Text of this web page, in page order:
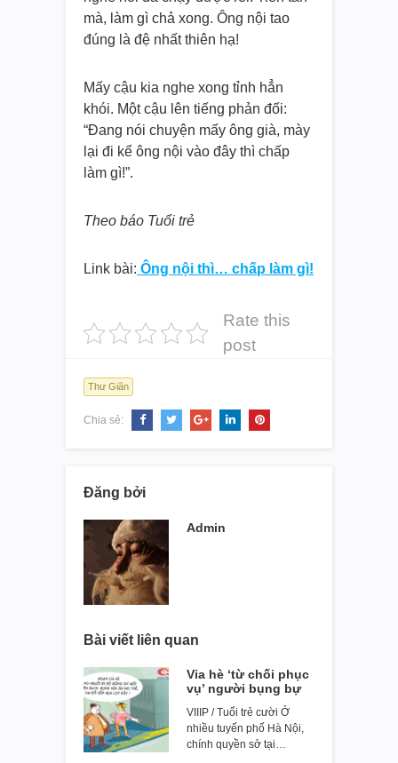
mà, làm gì chả xong. Ông nội tao
đúng là đệ nhất thiên hạ!
Mấy cậu kia nghe xong tỉnh hẳn
khói. Một cậu lên tiếng phản đối:
“Đang nói chuyện mấy ông già, mày
lại đi kể ông nội vào đây thì chấp
làm gì!”.
Theo báo Tuổi trẻ
Link bài: Ông nội thì… chấp làm gì!
Rate this
post
Thư Giãn
Chia sẻ:
Đăng bởi
Admin
Bài viết liên quan
Vỉa hè ‘từ chối phục
vụ’ người bụng bự
VIIIP / Tuổi trẻ cười Ở
nhiều tuyến phố Hà Nội,
chính quyền sở tại…